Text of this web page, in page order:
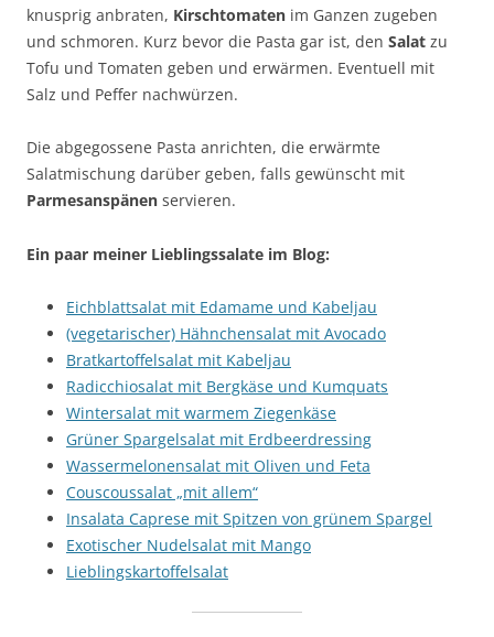
knusprig anbraten, Kirschtomaten im Ganzen zugeben
und schmoren. Kurz bevor die Pasta gar ist, den Salat zu
Tofu und Tomaten geben und erwärmen. Eventuell mit
Salz und Peffer nachwürzen.
Die abgegossene Pasta anrichten, die erwärmte
Salatmischung darüber geben, falls gewünscht mit
Parmesanspänen servieren.
Ein paar meiner Lieblingssalate im Blog:
Eichblattsalat mit Edamame und Kabeljau
(vegetarischer) Hähnchensalat mit Avocado
Bratkartoffelsalat mit Kabeljau
Radicchiosalat mit Bergkäse und Kumquats
Wintersalat mit warmem Ziegenkäse
Grüner Spargelsalat mit Erdbeerdressing
Wassermelonensalat mit Oliven und Feta
Couscoussalat „mit allem“
Insalata Caprese mit Spitzen von grünem Spargel
Exotischer Nudelsalat mit Mango
Lieblingskartoffelsalat